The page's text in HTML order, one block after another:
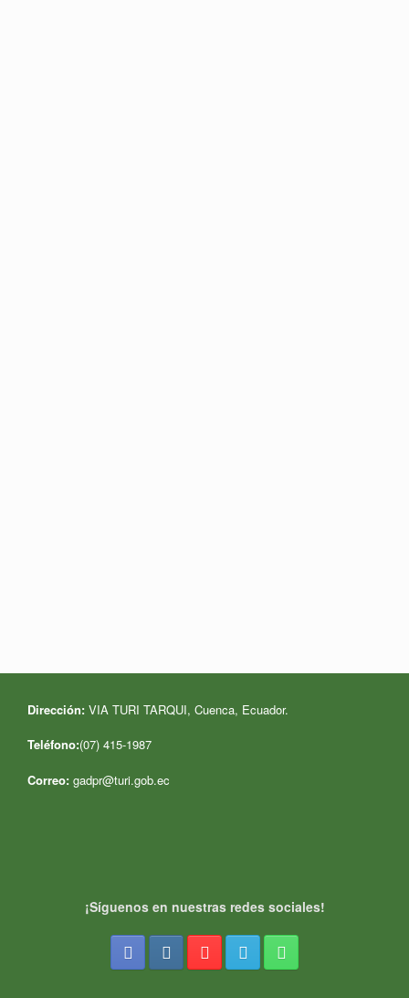
Dirección: VIA TURI TARQUI, Cuenca, Ecuador.
Teléfono:(07) 415-1987
Correo: gadpr@turi.gob.ec
¡Síguenos en nuestras redes sociales!